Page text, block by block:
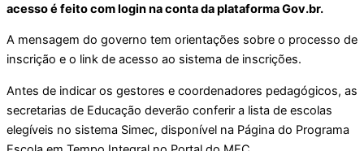
acesso é feito com login na conta da plataforma Gov.br.
A mensagem do governo tem orientações sobre o processo de
inscrição e o link de acesso ao sistema de inscrições.
Antes de indicar os gestores e coordenadores pedagógicos, as
secretarias de Educação deverão conferir a lista de escolas
elegíveis no sistema Simec, disponível na Página do Programa